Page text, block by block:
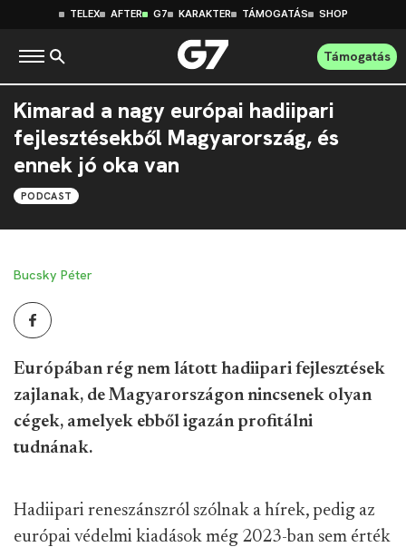
TELEX AFTER G7 KARAKTER TÁMOGATÁS SHOP
Támogatás
Kimarad a nagy európai hadiipari
fejlesztésekből Magyarország, és
ennek jó oka van
PODCAST
Bucsky Péter
Európában rég nem látott hadiipari fejlesztések
zajlanak, de Magyarországon nincsenek olyan
cégek, amelyek ebből igazán profitálni
tudnának.
Hadiipari reneszánszról szólnak a hírek, pedig az
európai védelmi kiadások még 2023-ban sem érték